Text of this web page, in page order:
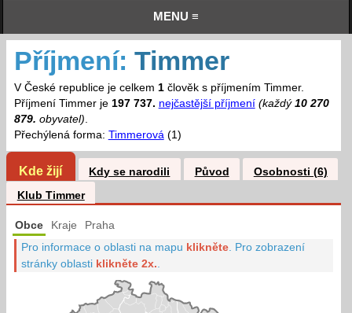
MENU ≡
Příjmení: Timmer
V České republice je celkem 1člověk s příjmením Timmer.
Příjmení Timmer je 197 737. nejčastější příjmení (každý 10 270
879. obyvatel).
Přechýlená forma: Timmerová(1)
Kde žijí Kdy se narodili Původ
Osobnosti (6)
Klub Timmer
Obce Kraje Praha
Pro informace o oblasti na mapu klikněte Pro zobrazení
stránky oblasti klikněte 2x.